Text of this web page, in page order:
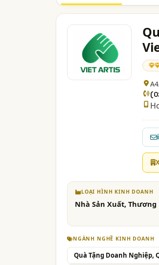
LOẠI HÌNH KINH DOANH
Nhà Sản Xuất, Thương
NGÀNH NGHỀ KINH DOANH
Quà Tặng Doanh Nghiệp,